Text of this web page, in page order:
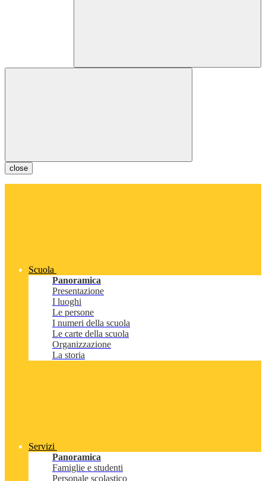
close
Scuola
Panoramica
Presentazione
I luoghi
Le persone
I numeri della scuola
Le carte della scuola
Organizzazione
La storia
Servizi
Panoramica
Famiglie e studenti
Personale scolastico